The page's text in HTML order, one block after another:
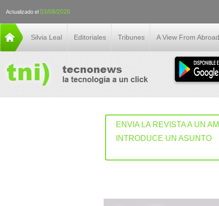
Actualizado el 03/08/2026
Silvia Leal Editoriales Tribunes A View From Abroad
ENVIA LA REVISTA A UN
INTRODUCE UN ASUNTO